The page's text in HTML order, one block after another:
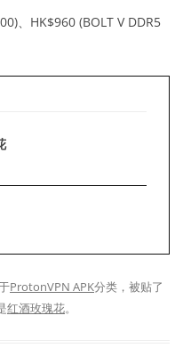
、HK$960 (BOLT V DDR5
ProtonVPN APK分类，被贴了
红酒玫瑰花。